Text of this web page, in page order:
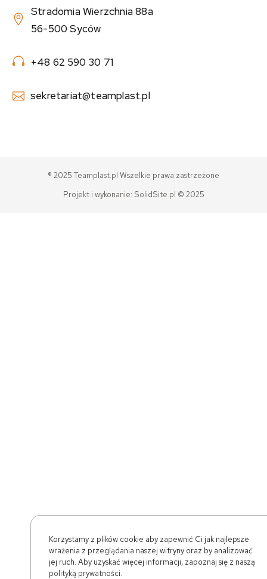
Stradomia Wierzchnia 88a
56-500 Syców
+48 62 590 30 71
sekretariat@teamplast.pl
® 2025 Teamplast.pl Wszelkie prawa zastrzeżone
Projekt i wykonanie: SolidSite.pl © 2025
Korzystamy z plików cookie aby zapewnić Ci jak najlepsze
wrażenia z przeglądania naszej witryny oraz by analizować
jej ruch. Aby uzyskać więcej informacji, zapoznaj się z naszą
polityką prywatności.